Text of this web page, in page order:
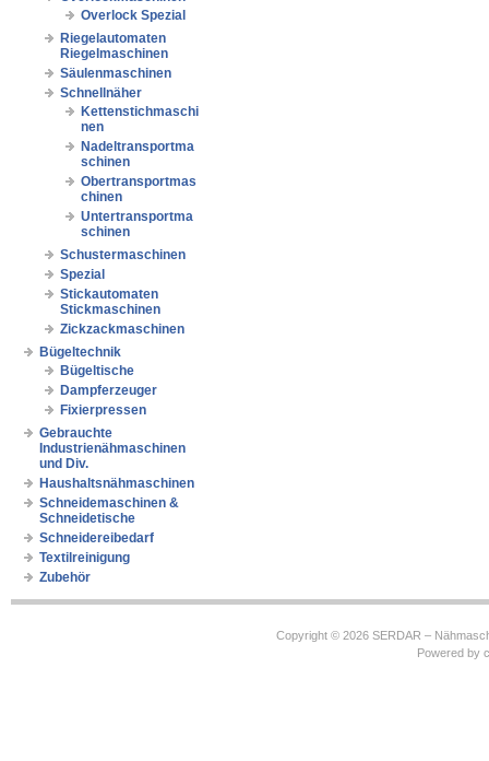
Overlock Spezial
Riegelautomaten
Riegelmaschinen
Säulenmaschinen
Schnellnäher
Kettenstichmaschi
nen
Nadeltransportma
schinen
Obertransportmas
chinen
Untertransportma
schinen
Schustermaschinen
Spezial
Stickautomaten
Stickmaschinen
Zickzackmaschinen
Bügeltechnik
Bügeltische
Dampferzeuger
Fixierpressen
Gebrauchte
Industrienähmaschinen
und Div.
Haushaltsnähmaschinen
Schneidemaschinen &
Schneidetische
Schneidereibedarf
Textilreinigung
Zubehör
Copyright © 2026 SERDAR –
Powered by